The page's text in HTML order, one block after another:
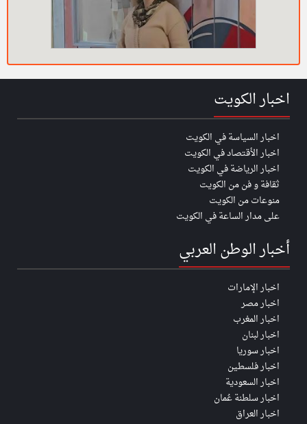
اخبار الكويت
اخبار السياسة في الكويت
اخبار الأقتصاد في الكويت
اخبار الرياضة في الكويت
ثقافة و فن من الكويت
منوعات من الكويت
على مدار الساعة في الكويت
أخبار الوطن العربي
اخبار الإمارات
اخبار مصر
اخبار المغرب
اخبار لبنان
اخبار سوريا
اخبار فلسطين
اخبار السعودية
اخبار سلطنة عُمان
اخبار العراق